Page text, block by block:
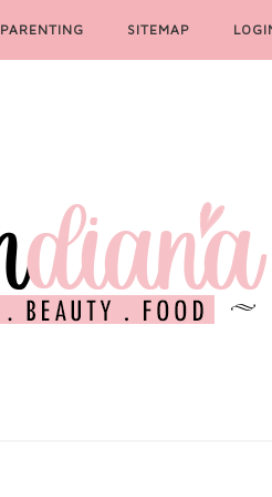
PARENTING SITEMAP